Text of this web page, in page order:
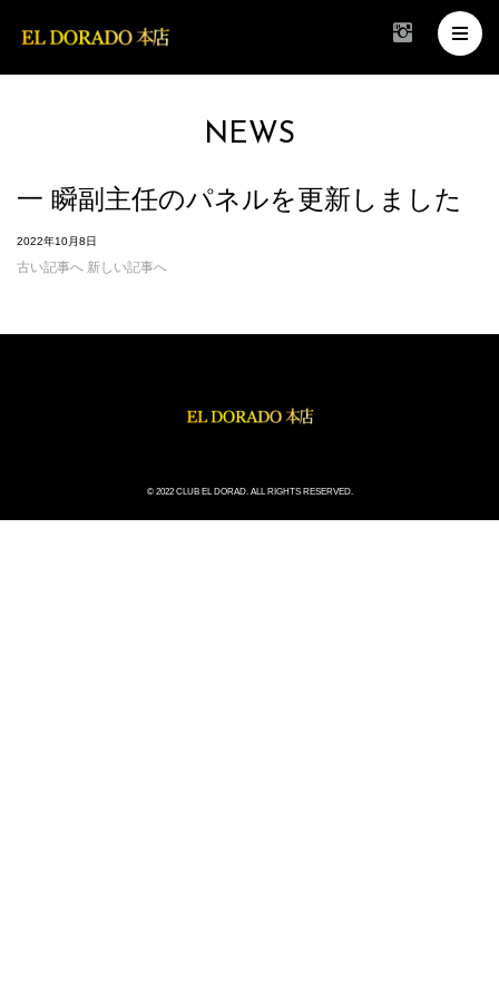
NEWS
一 瞬副主任のパネルを更新しました
2022年10月8日
古い記事へ 新しい記事へ
© 2022 CLUB EL DORAD. ALL RIGHTS RESERVED.